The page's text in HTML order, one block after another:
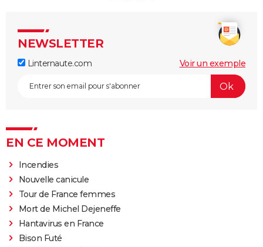
NEWSLETTER
Linternaute.com Voir un exemple
EN CE MOMENT
Incendies
Nouvelle canicule
Tour de France femmes
Mort de Michel Dejeneffe
Hantavirus en France
Bison Futé